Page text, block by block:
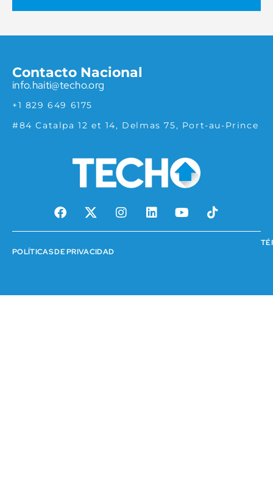
Contacto Nacional
info.haiti@techo.org
+1 829 649 6175
#84 Catalpa 12 et 14, Delmas 75, Port-au-Prince
POLÍTICAS DE PRIVACIDAD